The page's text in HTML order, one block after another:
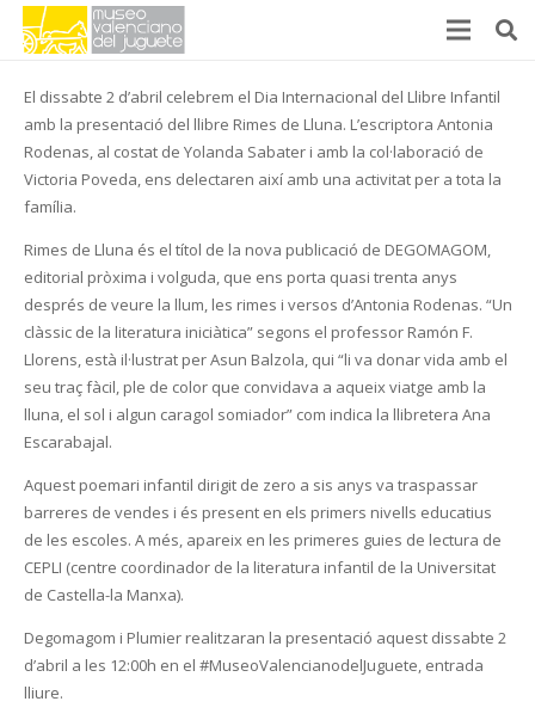
El dissabte 2 d’abril celebrem el Dia Internacional del Llibre Infantil
amb la presentació del llibre Rimes de Lluna. L’escriptora Antonia
Rodenas, al costat de Yolanda Sabater i amb la col·laboració de
Victoria Poveda, ens delectaren així amb una activitat per a tota la
família.
Rimes de Lluna és el títol de la nova publicació de DEGOMAGOM,
editorial pròxima i volguda, que ens porta quasi trenta anys
després de veure la llum, les rimes i versos d’Antonia Rodenas. “Un
clàssic de la literatura iniciàtica” segons el professor Ramón F.
Llorens, està il·lustrat per Asun Balzola, qui “li va donar vida amb el
seu traç fàcil, ple de color que convidava a aqueix viatge amb la
lluna, el sol i algun caragol somiador” com indica la llibretera Ana
Escarabajal.
Aquest poemari infantil dirigit de zero a sis anys va traspassar
barreres de vendes i és present en els primers nivells educatius
de les escoles. A més, apareix en les primeres guies de lectura de
CEPLI (centre coordinador de la literatura infantil de la Universitat
de Castella-la Manxa).
Degomagom i Plumier realitzaran la presentació aquest dissabte 2
d’abril a les 12:00h en el #MuseoValencianodelJuguete, entrada
lliure.